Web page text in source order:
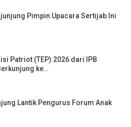
Pimpin Upacara Sertijab Ini
Patriot (TEP) 2026 dari IPB
ke…
Lantik Pengurus Forum Anak